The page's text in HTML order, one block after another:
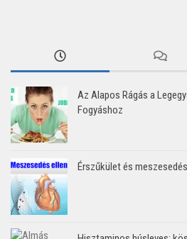
Az Alapos Rágás a
Fogyáshoz
Érszűkület és